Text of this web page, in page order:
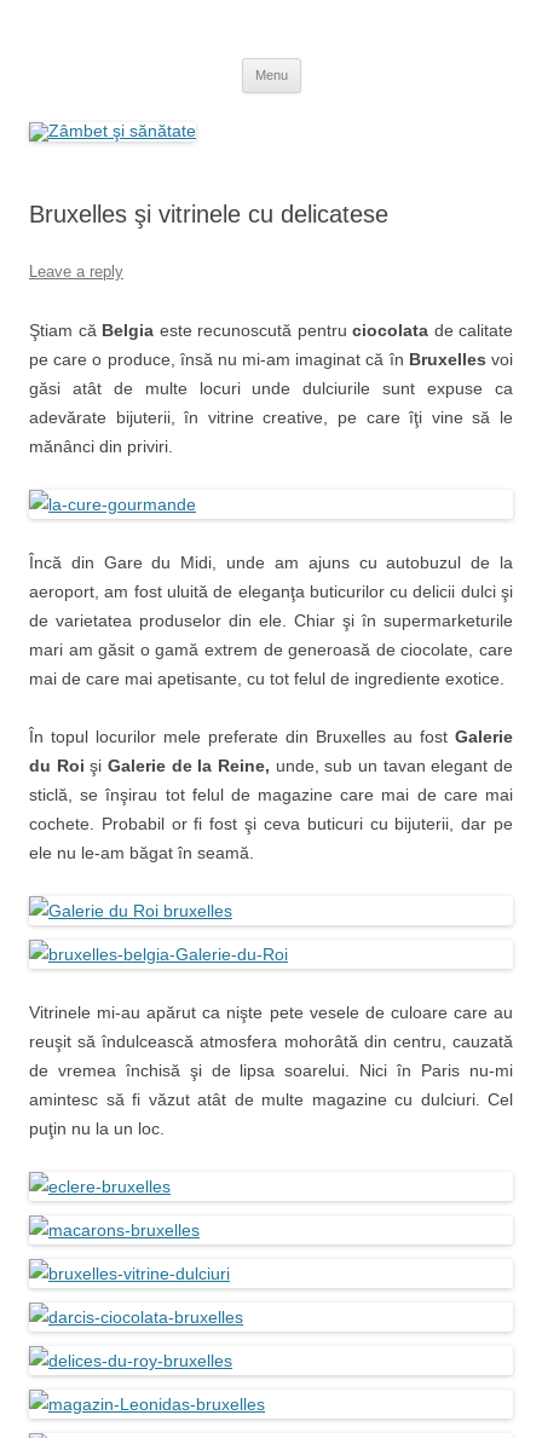
Menu
Bruxelles şi vitrinele cu delicatese
Leave a reply
Ştiam că Belgia este recunoscută pentru ciocolata de calitate
pe care o produce, însă nu mi-am imaginat că în Bruxelles voi
găsi atât de multe locuri unde dulciurile sunt expuse ca
adevărate bijuterii, în vitrine creative, pe care îţi vine să le
mănânci din priviri.
Încă din Gare du Midi, unde am ajuns cu autobuzul de la
aeroport, am fost uluită de eleganţa buticurilor cu delicii dulci şi
de varietatea produselor din ele. Chiar şi în supermarketurile
mari am găsit o gamă extrem de generoasă de ciocolate, care
mai de care mai apetisante, cu tot felul de ingrediente exotice.
În topul locurilor mele preferate din Bruxelles au fost Galerie
du Roişi Galerie de la Reine, unde, sub un tavan elegant de
sticlă, se înşirau tot felul de magazine care mai de care mai
cochete. Probabil or fi fost şi ceva buticuri cu bijuterii, dar pe
ele nu le-am băgat în seamă.
Vitrinele mi-au apărut ca nişte pete vesele de culoare care au
reuşit să îndulcească atmosfera mohorâtă din centru, cauzată
de vremea închisă şi de lipsa soarelui. Nici în Paris nu-mi
amintesc să fi văzut atât de multe magazine cu dulciuri. Cel
puţin nu la un loc.